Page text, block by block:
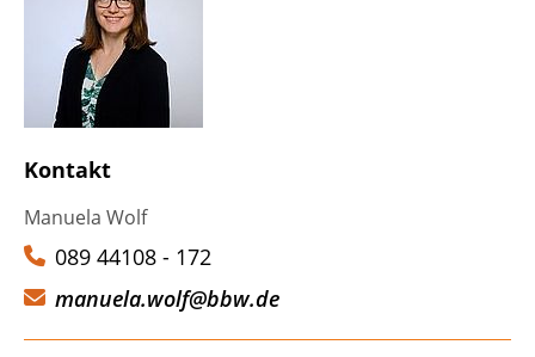
Kontakt
Manuela Wolf
089 44108 - 172
manuela.wolf@bbw.de